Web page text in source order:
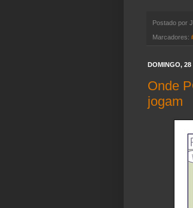
Postado por
Marcadores:
DOMINGO,
Onde
jogam